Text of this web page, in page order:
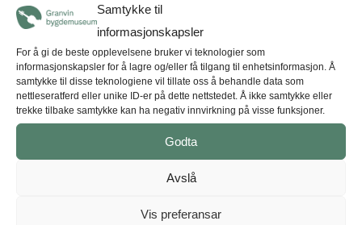
Samtykke til
informasjonskapsler
For å gi de beste opplevelsene bruker vi teknologier som
informasjonskapsler for å lagre og/eller få tilgang til enhetsinformasjon. Å
samtykke til disse teknologiene vil tillate oss å behandle data som
nettleseratferd eller unike ID-er på dette nettstedet. Å ikke samtykke eller
trekke tilbake samtykke kan ha negativ innvirkning på visse funksjoner.
Godta
Avslå
Vis preferansar
Ope ved førespurnad
I JULI: Det vert halda
tradisjonsmusikkkonsertarkvar torsdag i
juli (5 konsertar) kl. 18.Tunet opnar kl. 17
med opne utstillingar, kaffe og vafler.